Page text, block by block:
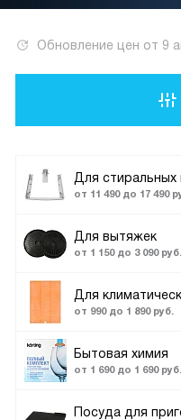
Обновление цен от 9
Для
от 11 490 до 17 490
Для вытяжек
от 1 150 до 3 090 руб.
Для
от 990 до 1 890 руб.
Бытовая химия
от 1 690 до 1 690 руб.
Посуда для